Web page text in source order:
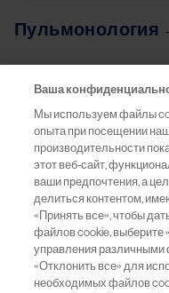
Пульмонология
716572/GenMed/DIG/
Сайт предназначен
Ваша
Мы используем файлы
опыта при посещении
производительности
этот веб-сайт,
ваши предпочтения, а
делиться контентом,
«Принять все», чтобы
файлов cookie, выберите
управления различными
«Отклонить все» для
необходимых файлов